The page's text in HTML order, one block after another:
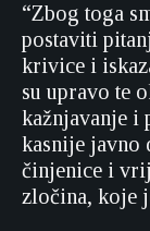
“Zbog toga
postaviti
krivice i
su upravo te
kažnjavanje i
kasnije javno
činjenice i
zločina, koje